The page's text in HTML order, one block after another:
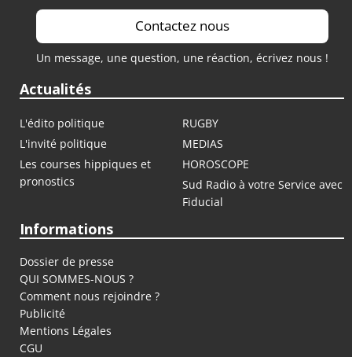
Contactez nous
Un message, une question, une réaction, écrivez nous !
Actualités
L'édito politique
RUGBY
L'invité politique
MEDIAS
Les courses hippiques et
pronostics
HOROSCOPE
Sud Radio à votre Service avec
Fiducial
Informations
Dossier de presse
QUI SOMMES-NOUS ?
Comment nous rejoindre ?
Publicité
Mentions Légales
CGU